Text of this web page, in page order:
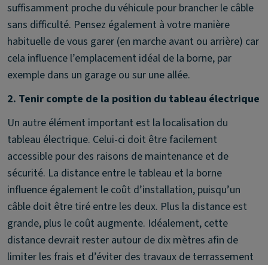
suffisamment proche du véhicule pour brancher le câble
sans difficulté. Pensez également à votre manière
habituelle de vous garer (en marche avant ou arrière) car
cela influence l’emplacement idéal de la borne, par
exemple dans un garage ou sur une allée.
2. Tenir compte de la position du tableau électrique
Un autre élément important est la localisation du
tableau électrique. Celui-ci doit être facilement
accessible pour des raisons de maintenance et de
sécurité. La distance entre le tableau et la borne
influence également le coût d’installation, puisqu’un
câble doit être tiré entre les deux. Plus la distance est
grande, plus le coût augmente. Idéalement, cette
distance devrait rester autour de dix mètres afin de
limiter les frais et d’éviter des travaux de terrassement